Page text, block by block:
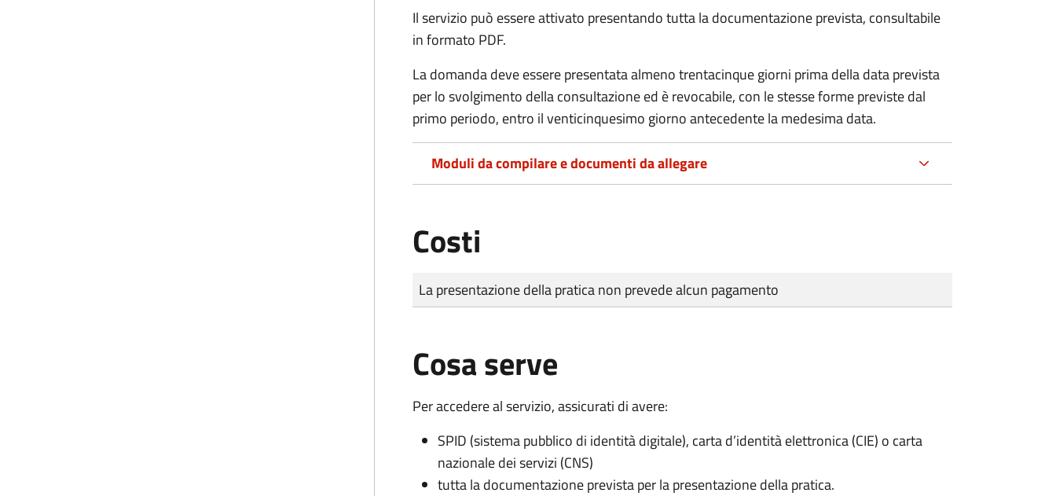
Il servizio può essere attivato presentando tutta la documentazione prevista, consultabile
in formato PDF.
La domanda deve essere presentata almeno trentacinque giorni prima della data prevista
per lo svolgimento della consultazioneed è revocabile, con le stesse forme previste dal
primo periodo, entro il venticinquesimo giorno antecedente la medesima data.
Moduli da compilare e documenti da allegare
Costi
Tipo di pagamento
Importo
La presentazione della pratica non prevede alcun pagamento
Cosa serve
Per accedere al servizio, assicurati di avere:
SPID (sistema pubblico di identità digitale), carta d’identità elettronica (CIE) o carta
nazionale dei servizi (CNS)
tutta la documentazione prevista per la presentazione della pratica.